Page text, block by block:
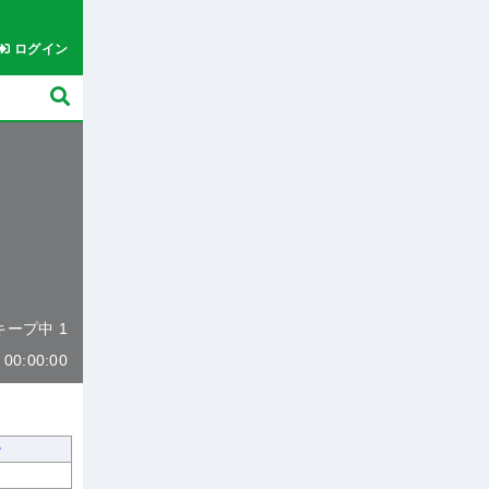
ログイン
ープ中 1
00:00:00